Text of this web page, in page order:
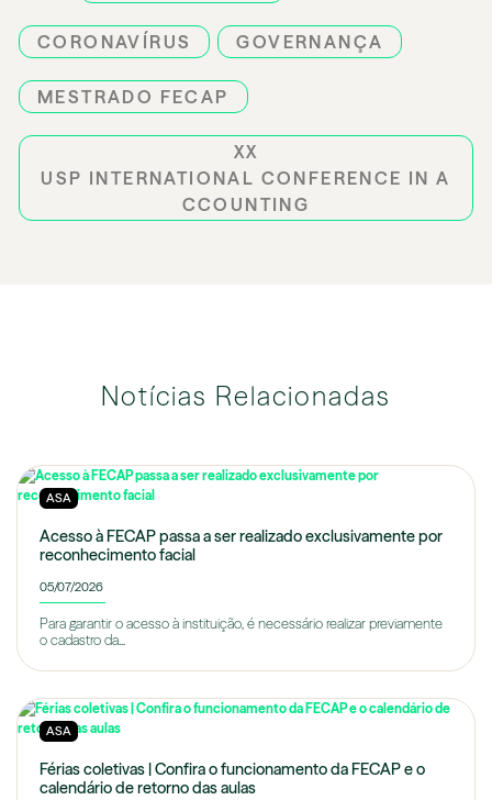
CORONAVÍRUS GOVERNANÇA
MESTRADO FECAP
XX
USP INTERNATIONAL CONFERENCE IN A
CCOUNTING
Notícias Relacionadas
ASA
Acesso à FECAP passa a ser realizado exclusivamente por
reconhecimento facial
05/07/2026
Para garantir o acesso à instituição, é necessário realizar previamente
o cadastro da...
ASA
Férias coletivas | Confira o funcionamento da FECAP e o
calendário de retorno das aulas